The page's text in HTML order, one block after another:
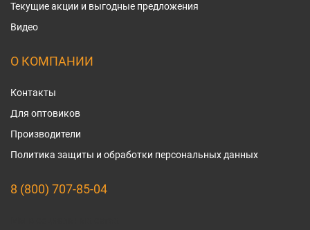
Текущие акции и выгодные предложения
Видео
О КОМПАНИИ
Контакты
Для оптовиков
Производители
Политика защиты и обработки персональных данных
8 (800) 707-85-04